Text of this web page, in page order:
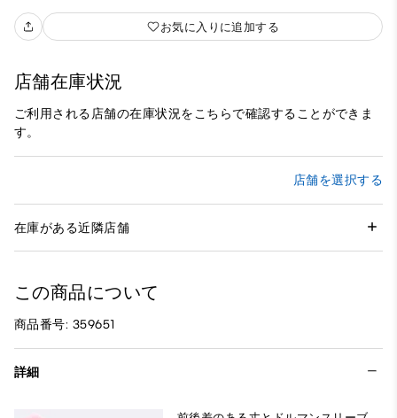
お気に入りに追加する
店舗在庫状況
ご利用される店舗の在庫状況をこちらで確認することができま
す。
店舗を選択する
在庫がある近隣店舗
この商品について
商品番号: 359651
詳細